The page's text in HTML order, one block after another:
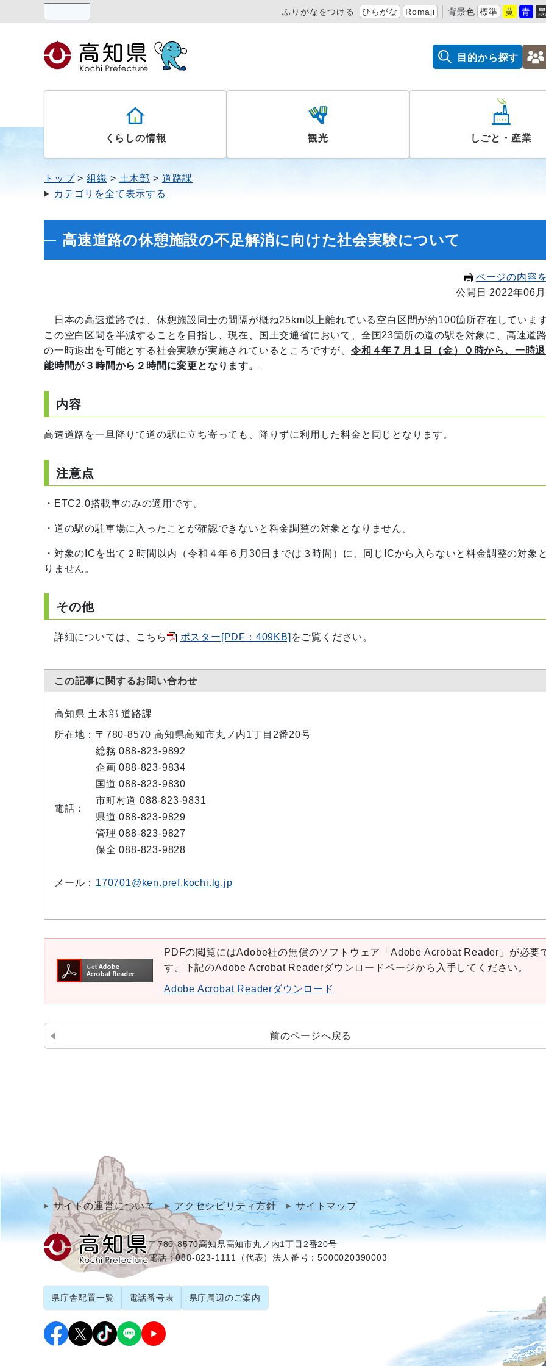
ふりがなをつける ひらがな Romaji 背景色 標準 黄 青
目的から探す
くらしの情報 観光 しごと・産業
トップ 組織 土木部
道路課
カテゴリを全て表示する
高速道路の休憩施設の不足解消に向けた社会実験について
ページの内容
公開日 2022年06
日本の高速道路では、休憩施設同士の間隔が概ね25km以上離れている空白区間が約100箇所存在していま
この空白区間を半減することを目指し、現在、国土交通省において、全国23箇所の道の駅を対象に、高速道
の一時退出を可能とする社会実験が実施されているところですが、 令和４年７月１日（金）０時から、一時
能時間が３時間から２時間に変更となります。
内容
高速道路を一旦降りて道の駅に立ち寄っても、降りずに利用した料金と同じとなります。
注意点
・ETC2.0搭載車のみの適用です。
・道の駅の駐車場に入ったことが確認できないと料金調整の対象となりません。
・対象のICを出て２時間以内（令和４年６月30日までは３時間）に、同じICから入らないと料金調整の対象
りません。
その他
詳細については、こちら ポスター[PDF：409KB] をご覧ください。
この記事に関するお問い合わせ
高知県 土木部 道路課
所在地： 〒780-8570 高知県高知市丸ノ内1丁目2番20号
電話：
総務 088-823-9892
企画 088-823-9834
国道 088-823-9830
市町村道 088-823-9831
県道 088-823-9829
管理 088-823-9827
保全 088-823-9828
メール： 170701@ken.pref.kochi.lg.jp
PDFの閲覧にはAdobe社の無償のソフトウェア「Adobe Acrobat Reader」が必要
す。下記のAdobe Acrobat Readerダウンロードページから入手してください。
Adobe Acrobat Readerダウンロード
前のページへ戻る
サイトの運営について アクセシビリティ方針 サイトマップ
〒780-8570高知県高知市丸ノ内1丁目2番20号
電話：088-823-1111（代表）法人番号：5000020390003
県庁舎配置一覧 電話番号表 県庁周辺のご案内